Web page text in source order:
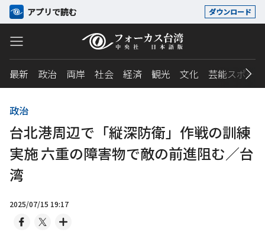
アプリで読む ダウンロード
最新 政治 両岸 社会 経済 観光 文化 芸能スポーツ
政治
台北港周辺で「縦深防衛」作戦の訓練
実施 六重の障害物で敵の前進阻む／台
湾
2025/07/15 19:17